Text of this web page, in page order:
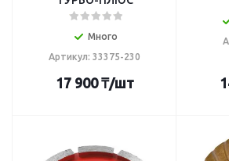
Много
Артикул: 33375-230
17 900₸/шт